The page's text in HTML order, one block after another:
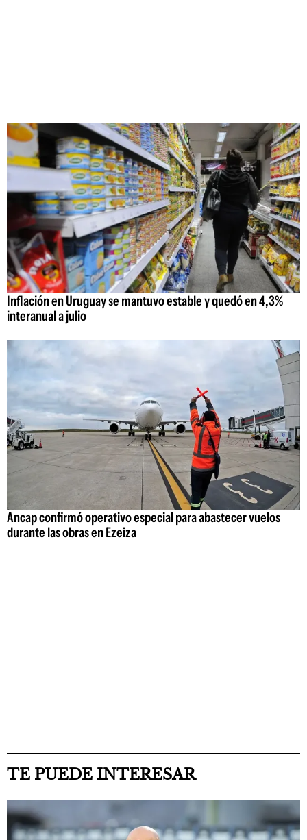
Inflación en Uruguay se mantuvo estable y quedó en 4,3%
interanual a julio
Ancap confirmó operativo especial para abastecer vuelos
durante las obras en Ezeiza
TE PUEDE INTERESAR